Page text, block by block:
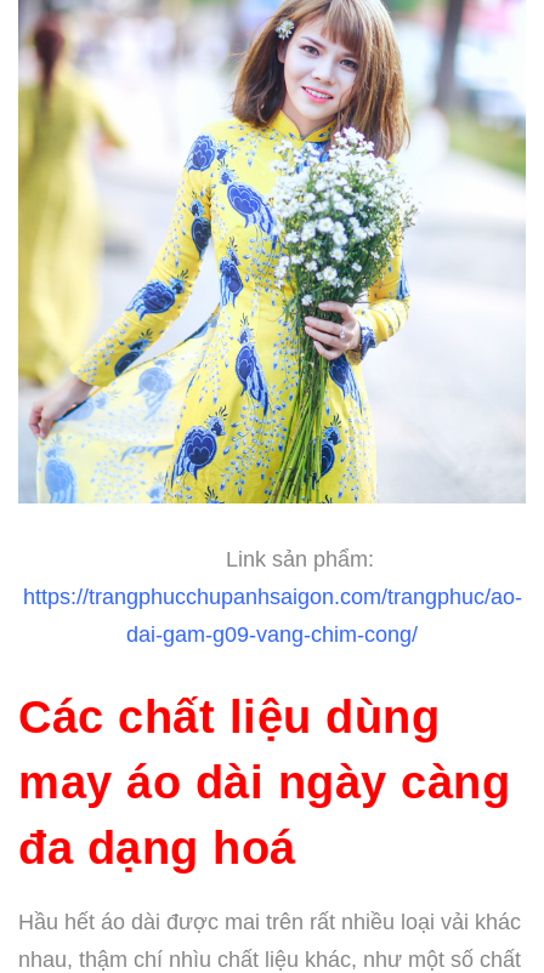
Link sản phẩm:
https://trangphucchupanhsaigon.com/trangphuc/ao-
dai-gam-g09-vang-chim-cong/
Các chất liệu dùng
may áo dài ngày càng
đa dạng hoá
Hầu hết áo dài được mai trên rất nhiều loại vải khác
nhau, thậm chí nhìu chất liệu khác, như một số chất